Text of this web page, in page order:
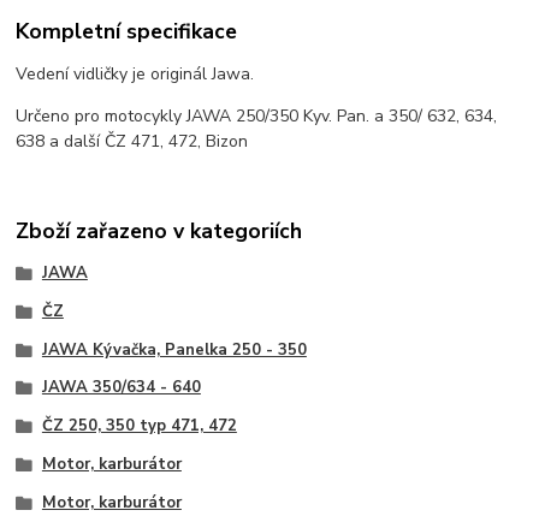
Kompletní specifikace
Vedení vidličky je originál Jawa.
Určeno pro motocykly JAWA 250/350 Kyv. Pan. a 350/ 632, 634,
638 a další ČZ 471, 472, Bizon
Zboží zařazeno v kategoriích
JAWA
ČZ
JAWA Kývačka, Panelka 250 - 350
JAWA 350/634 - 640
ČZ 250, 350 typ 471, 472
Motor, karburátor
Motor, karburátor